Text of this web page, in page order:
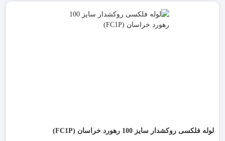
لوله فلکسی روکشدار سایز 100 رهورد خراسان (FC1P)